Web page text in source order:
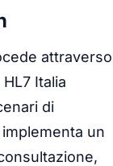
attraverso
HL7 Italia
di
un